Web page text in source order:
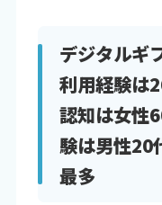
デジタルギ
利用経験は
認知は女性
験は男性20
最多